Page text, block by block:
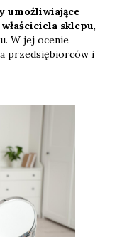
umożliwiające
sklepu,
W jej ocenie
przedsiębiorców i